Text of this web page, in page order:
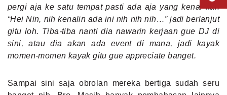
pergi aja ke satu tempat pasti ada aja yang kenal kan
“Hei Nin, nih kenalin ada ini nih nih nih…” jadi berlanjut
gitu loh. Tiba-tiba nanti dia nawarin kerjaan gue DJ di
sini, atau dia akan ada event di mana, jadi kayak
momen-momen kayak gitu gue appreciate banget.
Sampai sini saja obrolan mereka bertiga sudah seru